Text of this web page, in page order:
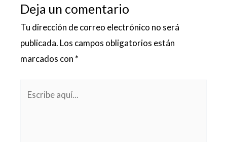
Deja un comentario
Tu dirección de correo electrónico no será
publicada. Los campos obligatorios están
marcados con *